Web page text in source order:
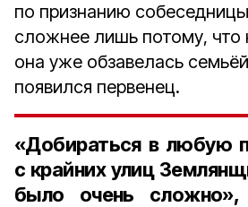
по признанию
сложнее лишь потому, что
она уже обзавелась
появился первенец.
«Добираться в любую
с крайних улиц
было очень сложно»,